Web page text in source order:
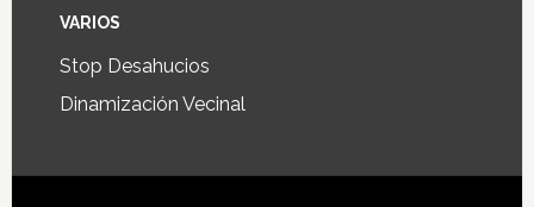
VARIOS
Stop Desahucios
Dinamización Vecinal